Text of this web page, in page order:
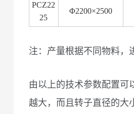
PCZ22
25
Φ2200×2500
注：产量根据不同物料，
由以上的技术参数配置可
越大，而且转子直径的大